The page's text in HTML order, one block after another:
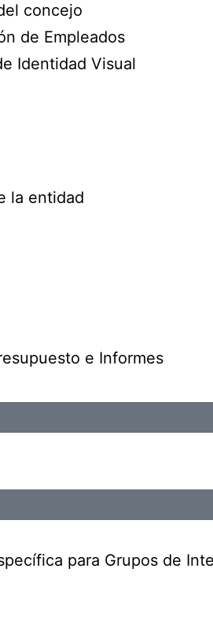
concejo
de Empleados
Identidad Visual
la entidad
e Informes
para Grupos de